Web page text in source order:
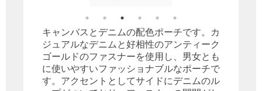
キャンバスとデニムの配色ポーチです。カ
ジュアルなデニムと好相性のアンティーク
ゴールドのファスナーを使用し、男女とも
に使いやすいファッショナブルなポーチで
す。アクセントとしてサイドにデニムのル